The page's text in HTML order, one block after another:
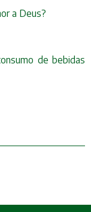
a Deus?
de bebidas